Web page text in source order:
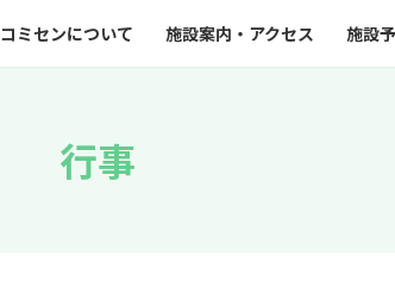
コミセンについて 施設案内・アクセス 施設
行事